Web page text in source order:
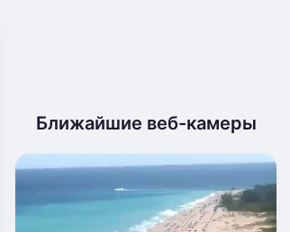
Ближайшие веб-камеры